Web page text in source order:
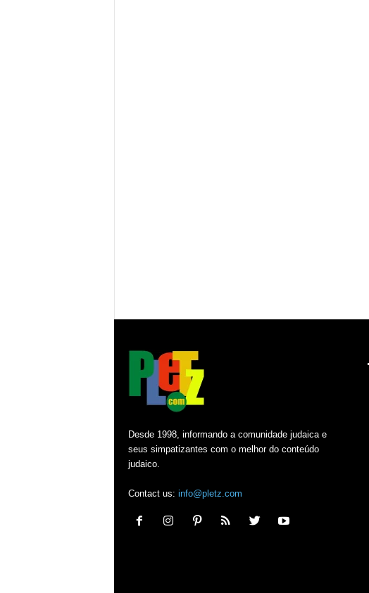
Desde 1998, informando a comunidade judaica e
seus simpatizantes com o melhor do conteúdo
judaico.
Contact us: info@pletz.com